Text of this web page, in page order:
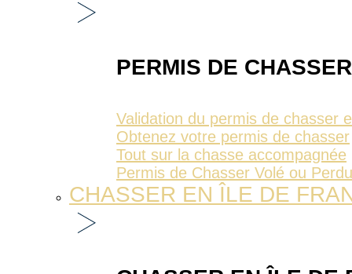
PERMIS DE CHASSER
Validation du permis de chasser
Obtenez votre permis de chasser
Tout sur la chasse accompagnée
Permis de Chasser Volé ou Perdu
CHASSER EN ÎLE DE